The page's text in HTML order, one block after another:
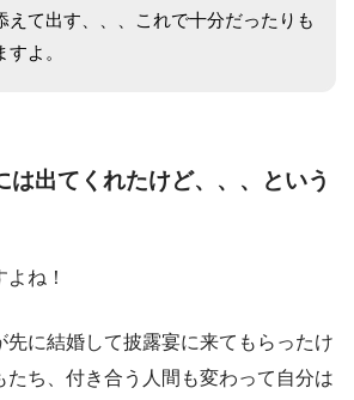
えて出す、、、これで十分だったりも
すよ。
は出てくれたけど、、、という
ね！
先に結婚して披露宴に来てもらったけ
たち、付き合う人間も変わって自分は